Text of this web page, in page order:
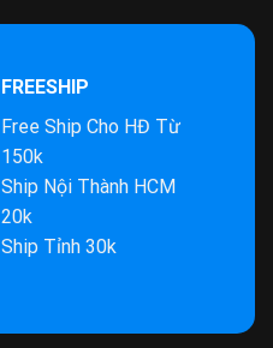
FREESHIP
Free Ship Cho HĐ Từ
150k
Ship Nội Thành HCM
20k
Ship Tỉnh 30k